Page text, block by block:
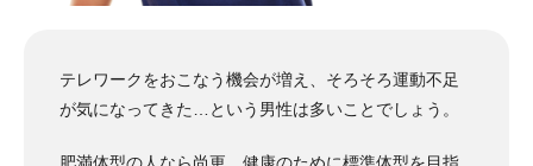
テレワークをおこなう機会が増え、そろそろ運動不足
が気になってきた…という男性は多いことでしょう。
肥満体型の人なら尚更、健康のために標準体型を目指